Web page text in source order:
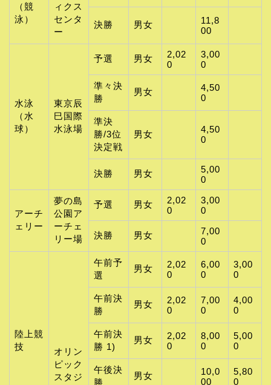
（競
泳）
ィクス
センタ
ー
決勝 男女
11,8
00
水泳
（水
球）
東京辰
巳国際
水泳場
予選 男女
2,02
0
3,00
0
準々決
勝
男女
4,50
0
準決
勝/3位
決定戦
男女
4,50
0
決勝 男女
5,00
0
アーチ
ェリー
夢の島
公園ア
ーチェ
リー場
予選 男女
2,02
0
3,00
0
決勝 男女
7,00
0
陸上競
技
オリン
ピック
スタジ
午前予
選
男女
2,02
0
6,00
0
3,00
0
午前決
勝
男女
2,02
0
7,00
0
4,00
0
午前決
勝 1)
男女
2,02
0
8,00
0
5,00
0
午後決
勝
男女
10,0
00
5,80
0